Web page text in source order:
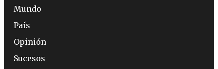
Mundo
País
Opinión
Sucesos